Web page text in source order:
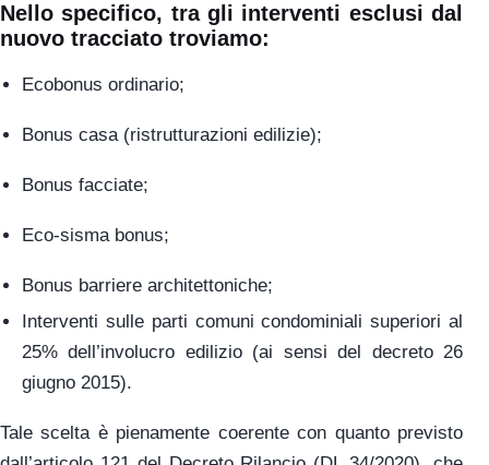
Nello specifico, tra gli interventi esclusi dal
nuovo tracciato troviamo:
Ecobonus ordinario;
Bonus casa (ristrutturazioni edilizie);
Bonus facciate;
Eco-sisma bonus;
Bonus barriere architettoniche;
Interventi sulle parti comuni condominiali superiori al
25% dell’involucro edilizio (ai sensi del decreto 26
giugno 2015).
Tale scelta è pienamente coerente con quanto previsto